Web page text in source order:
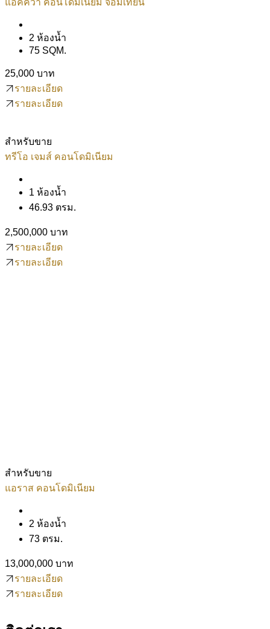
2 ห้องน้ำ
75 SQM.
25,000 บาท
รายละเอียด
รายละเอียด
สำหรับขาย
ทรีโอ เจมส์ คอนโดมิเนียม
1 ห้องน้ำ
46.93 ตรม.
2,500,000 บาท
รายละเอียด
รายละเอียด
สำหรับขาย
แอราส คอนโดมิเนียม
2 ห้องน้ำ
73 ตรม.
13,000,000 บาท
รายละเอียด
รายละเอียด